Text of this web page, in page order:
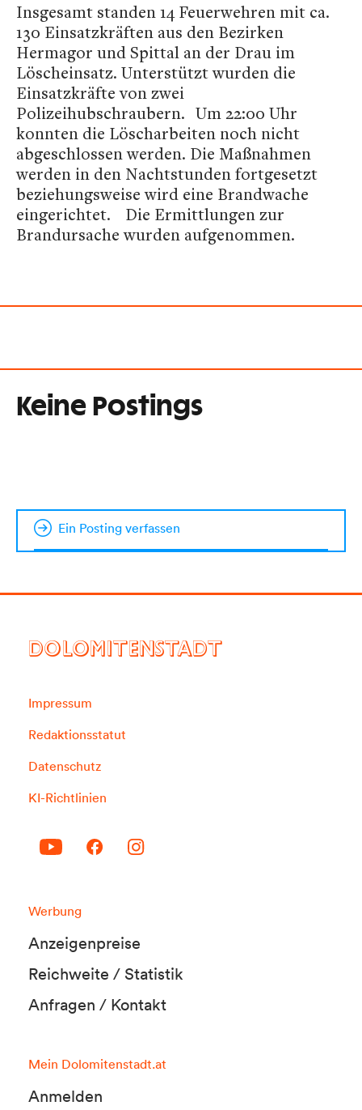
Insgesamt standen 14 Feuerwehren mit ca.
130 Einsatzkräften aus den Bezirken
Hermagor und Spittal an der Drau im
Löscheinsatz. Unterstützt wurden die
Einsatzkräfte von zwei
Polizeihubschraubern. Um 22:00 Uhr
konnten die Löscharbeiten noch nicht
abgeschlossen werden. Die Maßnahmen
werden in den Nachtstunden fortgesetzt
beziehungsweise wird eine Brandwache
eingerichtet. Die Ermittlungen zur
Brandursache wurden aufgenommen.
Keine Postings
Ein Posting verfassen
DOLOMITENSTADT
Impressum
Redaktionsstatut
Datenschutz
KI-Richtlinien
Werbung
Anzeigenpreise
Reichweite / Statistik
Anfragen / Kontakt
Mein Dolomitenstadt.at
Anmelden